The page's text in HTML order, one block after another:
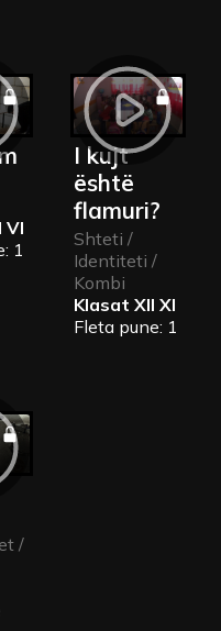
VI
1
I kujt
është
flamuri?
Shteti /
Identiteti /
Kombi
Klasat XII XI
Fleta pune: 1
/